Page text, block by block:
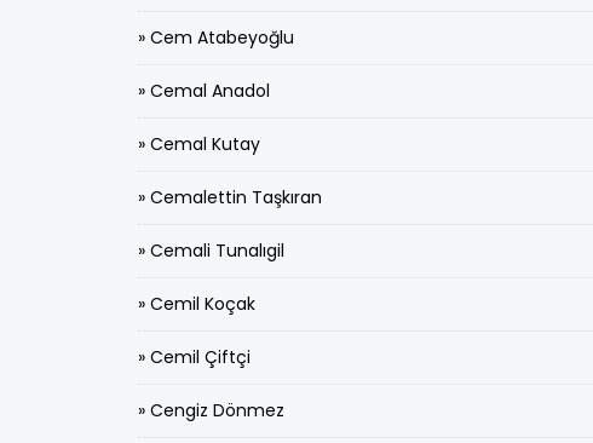
» Cem Atabeyoğlu
» Cemal Anadol
» Cemal Kutay
» Cemalettin Taşkıran
» Cemali Tunalıgil
» Cemil Koçak
» Cemil Çiftçi
» Cengiz Dönmez